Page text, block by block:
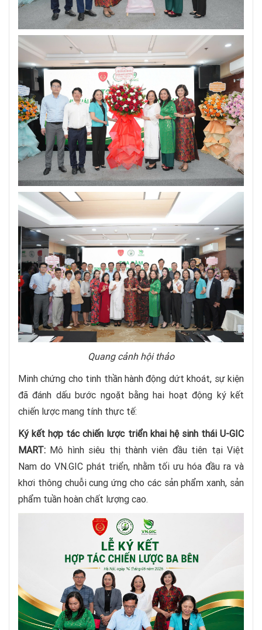
Quang cảnh hội thảo
Minh chứng cho tinh thần hành động dứt khoát, sự kiện
đã đánh dấu bước ngoặt bằng hai hoạt động ký kết
chiến lược mang tính thực tế:
Ký kết hợp tác chiến lược triển khai hệ sinh thái U-GIC
MART: Mô hình siêu thị thành viên đầu tiên tại Việt
Nam do VN.GIC phát triển, nhằm tối ưu hóa đầu ra và
khơi thông chuỗi cung ứng cho các sản phẩm xanh, sản
phẩm tuần hoàn chất lượng cao.